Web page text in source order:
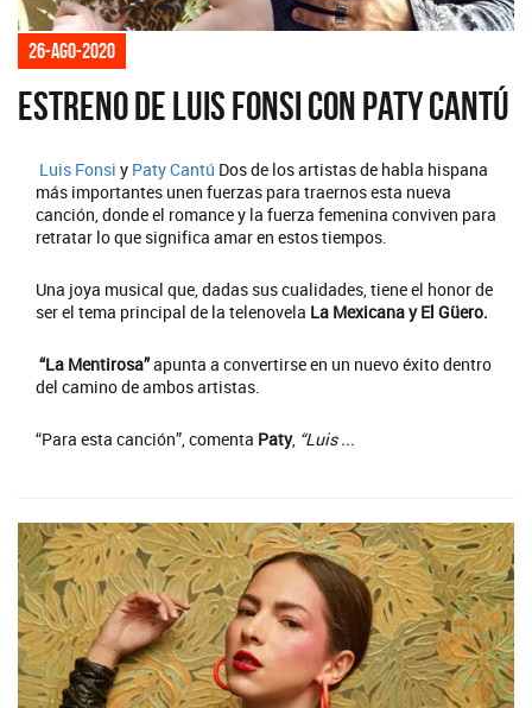
26-ago-2020
Estreno de Luis Fonsi con Paty Cantú
Luis Fonsi y Paty Cantú Dos de los artistas de habla hispana
más importantes unen fuerzas para traernos esta nueva
canción, donde el romance y la fuerza femenina conviven para
retratar lo que significa amar en estos tiempos.
Una joya musical que, dadas sus cualidades, tiene el honor de
ser el tema principal de la telenovela La Mexicana y El Güero.
“La Mentirosa”apunta a convertirse en un nuevo éxito dentro
del camino de ambos artistas.
“Para esta canción”, comenta Paty, “Luis ...